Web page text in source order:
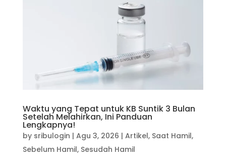
Waktu yang Tepat untuk KB Suntik 3 Bulan
Setelah Melahirkan, Ini Panduan
Lengkapnya!
by sribulogin | Agu 3, 2026 | Artikel, Saat Hamil,
Sebelum Hamil, Sesudah Hamil